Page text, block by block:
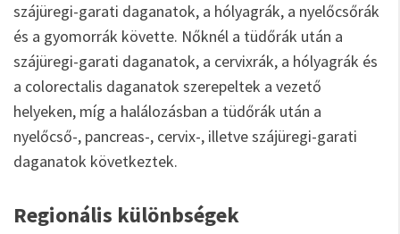
szájüregi-garati daganatok, a hólyagrák, a nyelőcsőrák
és a gyomorrák követte. Nőknél a tüdőrák után a
szájüregi-garati daganatok, a cervixrák, a hólyagrák és
a colorectalis daganatok szerepeltek a vezető
helyeken, míg a halálozásban a tüdőrák után a
nyelőcső-, pancreas-, cervix-, illetve szájüregi-garati
daganatok következtek.
Regionális különbségek